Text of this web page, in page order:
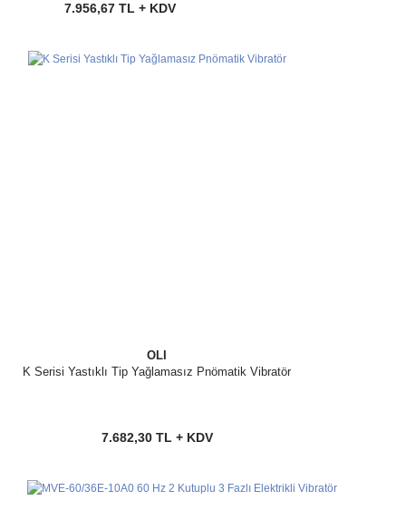
7.956,67 TL + KDV
OLI
K Serisi Yastıklı Tip Yağlamasız Pnömatik Vibratör
7.682,30 TL + KDV